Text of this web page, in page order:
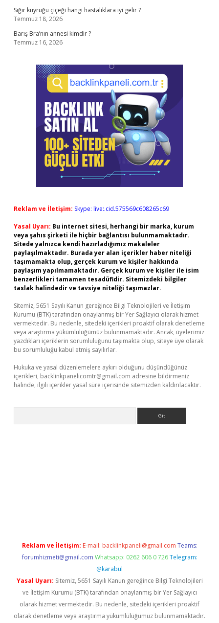
Sığır kuyruğu çiçeği hangi hastalıklara iyi gelir ?
Temmuz 18, 2026
Barış Bra’nın annesi kimdir ?
Temmuz 16, 2026
Reklam ve İletişim: Skype: live:.cid.575569c608265c69
Yasal Uyarı: Bu internet sitesi, herhangi bir marka, kurum
veya şahıs şirketi ile hiçbir bağlantısı bulunmamaktadır.
Sitede yalnızca kendi hazırladığımız makaleler
paylaşılmaktadır. Burada yer alan içerikler haber niteliği
taşımamakta olup, gerçek kurum ve kişiler hakkında
paylaşım yapılmamaktadır. Gerçek kurum ve kişiler ile isim
benzerlikleri tamamen tesadüfidir. Sitemizdeki bilgiler
taslak halindedir ve tavsiye niteliği taşımazlar.
Sitemiz, 5651 Sayılı Kanun gereğince Bilgi Teknolojileri ve İletişim
Kurumu (BTK) tarafından onaylanmış bir Yer Sağlayıcı olarak hizmet
vermektedir. Bu nedenle, sitedeki içerikleri proaktif olarak denetleme
veya araştırma yükümlülüğümüz bulunmamaktadır. Ancak, üyelerimiz
yazdıkları içeriklerin sorumluluğunu taşımakta olup, siteye üye olarak
bu sorumluluğu kabul etmiş sayılırlar.
Hukuka ve yasal düzenlemelere aykırı olduğunu düşündüğünüz
içerikleri, backlinkpanelicomtr@gmail.com adresine bildirmeniz
halinde, ilgili içerikler yasal süre içerisinde sitemizden kaldırılacaktır.
Reklam ve İletişim: E-mail: backlinkpaneli@gmail.com Teams:
forumhizmeti@gmail.com Whatsapp: 0262 606 0 726 Telegram:
@karabul
Yasal Uyarı: Sitemiz, 5651 Sayılı Kanun gereğince Bilgi Teknolojileri
ve İletişim Kurumu (BTK) tarafından onaylanmış bir Yer Sağlayıcı
olarak hizmet vermektedir. Bu nedenle, sitedeki içerikleri proaktif
olarak denetleme veya araştırma yükümlülüğümüz bulunmamaktadır.